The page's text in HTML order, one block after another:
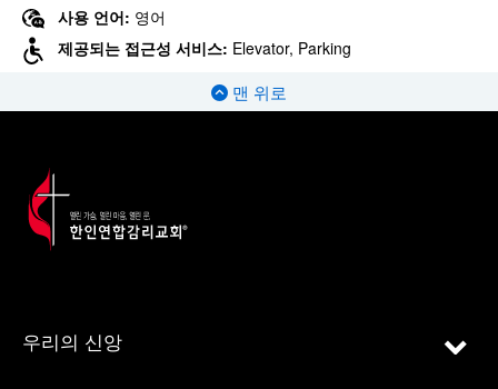
사용 언어: 영어
제공되는 접근성 서비스: Elevator, Parking
맨 위로
우리의 신앙